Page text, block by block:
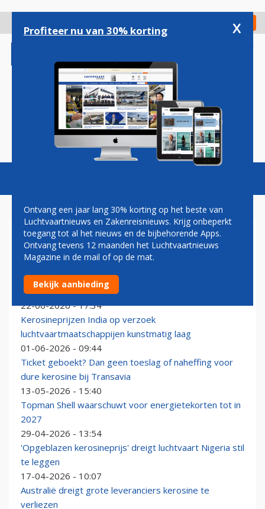
gaan
Check in
Magazine Podcasts Vacatures
JETFUEL
Prijs kerosine daalt hard en nadert niveau van vóór de
Iran oorlog
22-06-2026 - 17:34
Kerosineprijzen India op verzoek
luchtvaartmaatschappijen kunstmatig laag
01-06-2026 - 09:44
Ticket geboekt? Dan geen toeslag of naheffing voor
dure kerosine bij Transavia
13-05-2026 - 15:40
Topman Shell waarschuwt voor energietekorten tot in
2027
29-04-2026 - 13:54
'Opgeblazen kerosineprijs' dreigt luchtvaart Nigeria stil
te leggen
17-04-2026 - 10:07
Australië dreigt grote leveranciers kerosine te
verliezen
Profiteer nu van 30% korting x
Ontvang een jaar lang 30% korting op het beste van
Luchtvaartnieuws en Zakenreisnieuws. Krijg onbeperkt
toegang tot al het nieuws en de bijbehorende Apps.
Ontvang tevens 12 maanden het Luchtvaartnieuws
Magazine in de mail of op de mat.
Bekijk aanbieding